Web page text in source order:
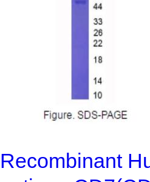
Recombinant